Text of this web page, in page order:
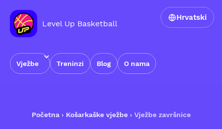
Level Up Basketball
Vježbe Treninzi Blog O nama
Hrvatski
Početna› Košarkaške vježbe› Vježbe završnice